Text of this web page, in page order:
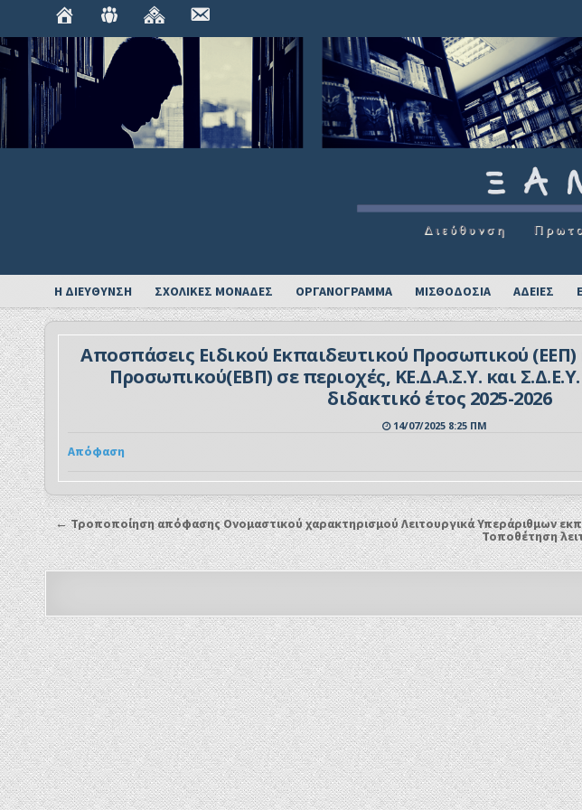
ΑΡΧΙΚΉ ΟΡΓΑΝΌΓΡΑΜΜΑ
ΣΧΟΛΙΚΈΣ
Η ΔΙΕΥΘΥΝΣΗ ΣΧΟΛΙΚΕΣ ΜΟΝΑΔΕΣ ΟΡΓΑΝΟΓΡΑΜΜΑ ΜΙΣΘΟΔΟΣΙΑ ΑΔΕΙΕΣ
Αποσπάσεις Ειδικού Εκπαιδευτικού Προσωπικού (ΕΕΠ)
Προσωπικού(ΕΒΠ) σε περιοχές, ΚΕ.Δ.Α.Σ.Υ. και
διδακτικό έτος 2025-2026
14/07/2025 8:25 ΠΜ
Απόφαση
← Τροποποίηση απόφασης Ονομαστικού χαρακτηρισμού Λειτουργικά Υπεράριθμων
Τοποθέτηση